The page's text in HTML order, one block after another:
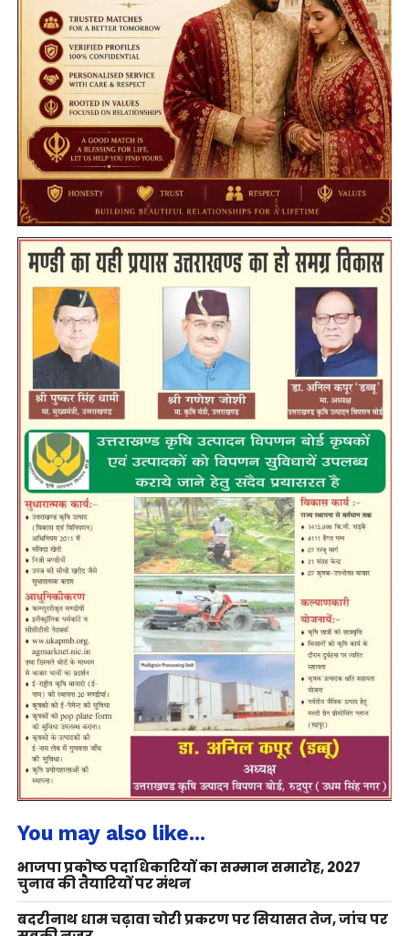
You may also like...
भाजपा प्रकोष्ठ पदाधिकारियों का सम्मान समारोह, 2027
चुनाव की तैयारियों पर मंथन
बदरीनाथ धाम चढ़ावा चोरी प्रकरण पर सियासत तेज, जांच पर